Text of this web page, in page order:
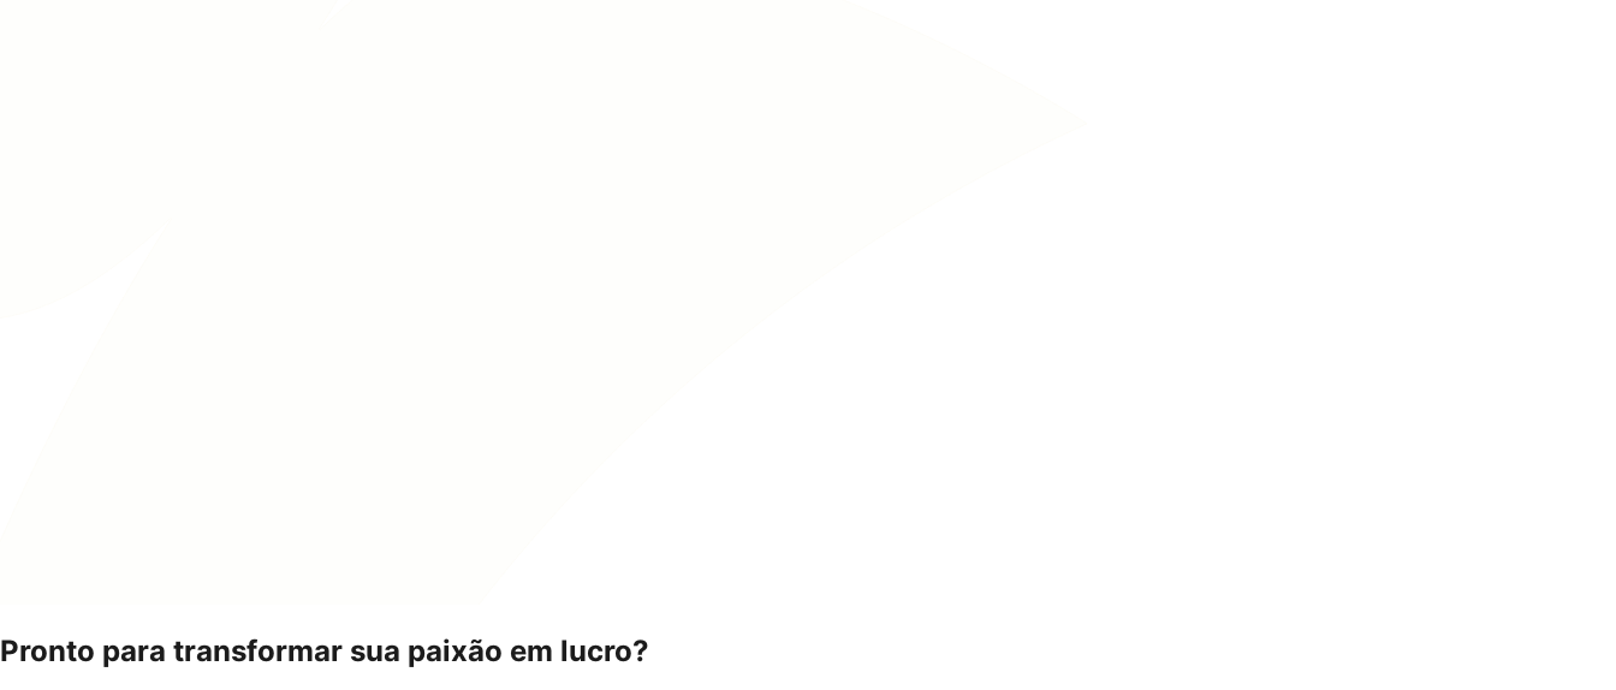
Pronto para transformar sua paixão em lucro?